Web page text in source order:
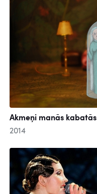
Akmeņi manās kabatās
2014